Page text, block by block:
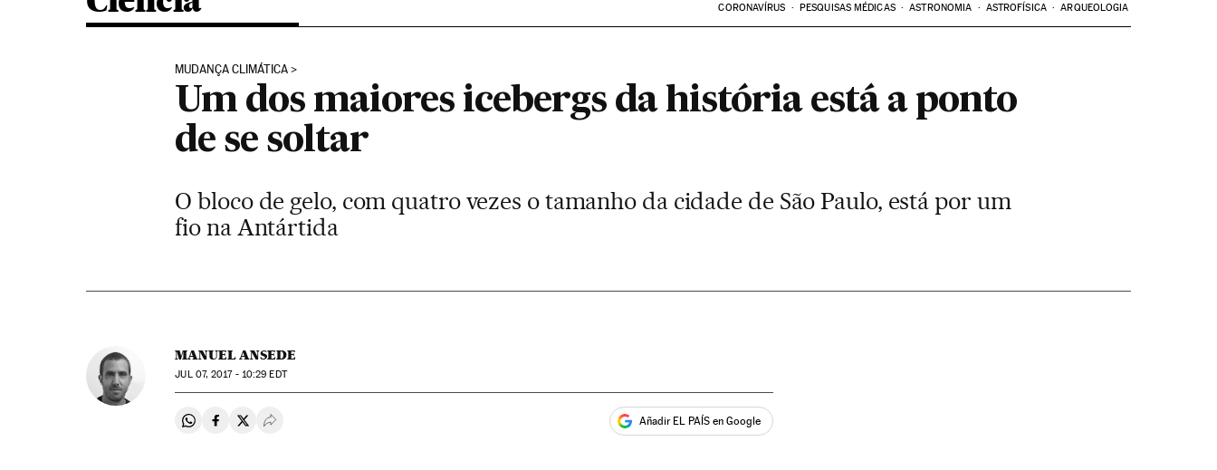
CORONAVÍRUS PESQUISAS MÉDICAS ASTRONOMIA ASTROFÍSICA ARQUEOLOGIA
MUDANÇA CLIMÁTICA
Um dos maiores icebergs da história está a ponto
de se soltar
O bloco de gelo, com quatro vezes o tamanho da cidade de São Paulo, está por um
fio na Antártida
MANUEL ANSEDE
JUL07, 2017 - 10:29 EDT
Compartir en Whatsapp
Compartir en Facebook
Compartir en Twitter
Desplegar Redes Sociales Añadir EL PAÍS en Google